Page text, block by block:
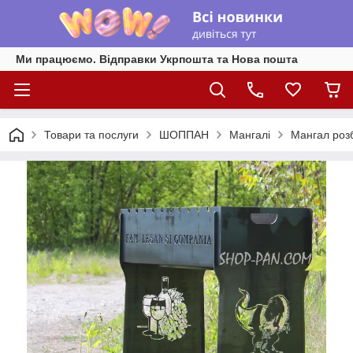
Ми працюємо. Відправки Укрпошта та Нова пошта
Товари та послуги ШОППАН Мангалі Мангал